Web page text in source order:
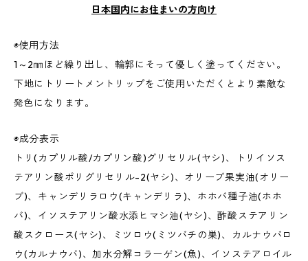
日本国内にお住まいの方向け
◉使用方法
1～2㎜ほど繰り出し、輪郭にそって優しく塗ってください。
下地にトリートメントリップをご使用いただくとより素敵な
発色になります。
◉成分表示
トリ(カプリル酸/カプリン酸)グリセリル(ヤシ)、トリイソス
テアリン酸ポリグリセリル-2(ヤシ)、オリーブ果実油(オリー
ブ)、キャンデリラロウ(キャンデリラ)、ホホバ種子油(ホホ
バ)、イソステアリン酸水添ヒマシ油(ヤシ)、酢酸ステアリン
酸スクロース(ヤシ)、ミツロウ(ミツバチの巣)、カルナウバロ
ウ(カルナウバ)、加水分解コラーゲン(魚)、イソステアロイル